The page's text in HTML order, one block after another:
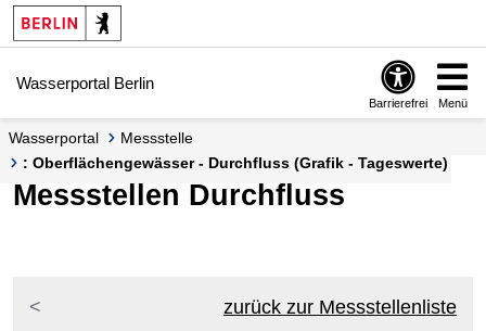
Springe zur Navigation
Springe zum Inhalt
Wasserportal Berlin
Barrierefrei Menü
Wasserportal
Messstelle
: Oberflächengewässer - Durchfluss (Grafik - Tageswerte)
Messstellen Durchfluss
zurück zur Messstellenliste